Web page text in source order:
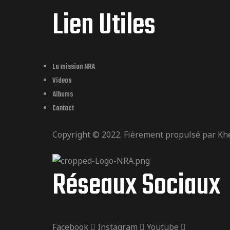
Lien Utiles
La mission NRA
Videos
Albums
Contact
Copyright © 2022. Fièrement propulsé par
Réseaux Sociaux
Facebook Instagram Youtube